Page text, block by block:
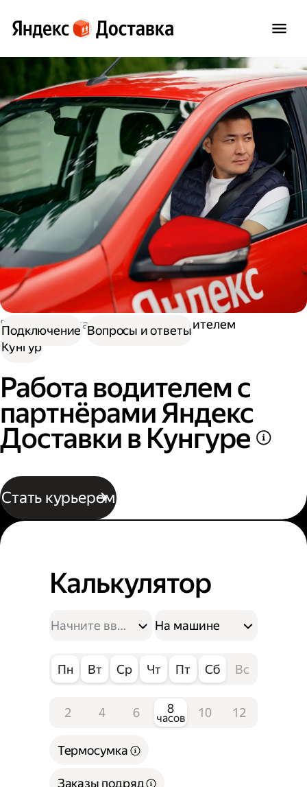
Работа в Доставке
Работа водителем
Кунгур
Работа водителем с
партнёрами Яндекс
Доставки в Кунгуре
Стать курьером
Подключение Вопросы и ответы
Калькулятор
На машине
Пн Вт Ср Чт Пт Сб Вс
2 4 6 8
часов 10 12
Термосумка
Заказы подряд